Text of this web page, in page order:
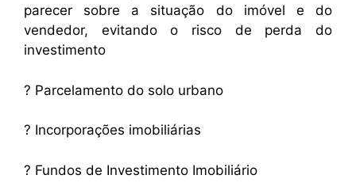
parecer sobre a situação do imóvel e do
vendedor, evitando o risco de perda do
investimento
? Parcelamento do solo urbano
? Incorporações imobiliárias
? Fundos de Investimento Imobiliário